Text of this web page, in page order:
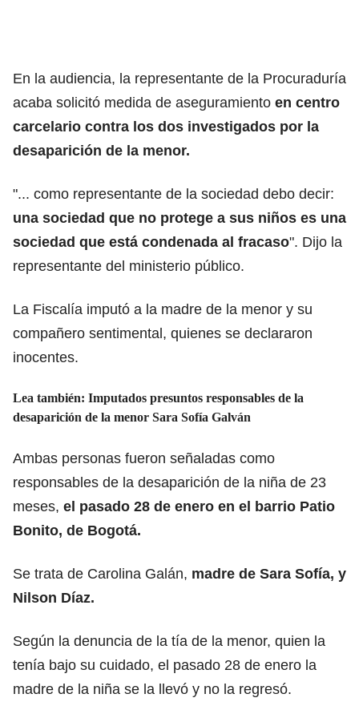
En la audiencia, la representante de la Procuraduría
acaba solicitó medida de aseguramiento en centro
carcelario contra los dos investigados por la
desaparición de la menor.
"... como representante de la sociedad debo decir:
una sociedad que no protege a sus niños es una
sociedad que está condenada al fracaso". Dijo la
representante del ministerio público.
La Fiscalía imputó a la madre de la menor y su
compañero sentimental, quienes se declararon
inocentes.
Lea también: Imputados presuntos responsables de la
desaparición de la menor Sara Sofía Galván
Ambas personas fueron señaladas como
responsables de la desaparición de la niña de 23
meses, el pasado 28 de enero en el barrio Patio
Bonito, de Bogotá.
Se trata de Carolina Galán, madre de Sara Sofía, y
Nilson Díaz.
Según la denuncia de la tía de la menor, quien la
tenía bajo su cuidado, el pasado 28 de enero la
madre de la niña se la llevó y no la regresó.